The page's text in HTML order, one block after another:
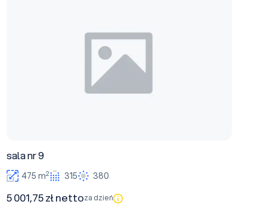
sala nr 9
475 m2 315 380
5 001,75 zł nettoza dzień